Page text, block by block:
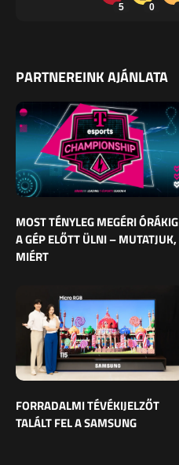
5 0
PARTNEREINK AJÁNLATA
MOST TÉNYLEG MEGÉRI ÓRÁKIG
A GÉP ELŐTT ÜLNI – MUTATJUK,
MIÉRT
FORRADALMI TÉVÉKIJELZŐT
TALÁLT FEL A SAMSUNG